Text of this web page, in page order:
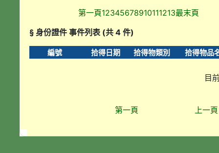
第一頁12345678910111213最末頁
§ 身份證件 事件列表 (共 4 件)
編號 拾得日期 拾得物類別 拾得物品
目
第一頁 上一頁